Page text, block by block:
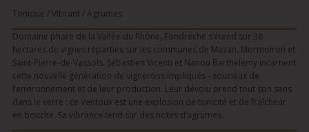
Tonique / Vibrant / Agrumes
Domaine phare de la Vallée du Rhône, Fondrèche s’étend sur 38
hectares de vignes réparties sur les communes de Mazan, Mormoiron et
Saint-Pierre-de-Vassols. Sébastien Vicenti et Nanou Barthélémy incarnent
cette nouvelle génération de vignerons impliqués - soucieux de
l’environnement et de leur production. Leur dévolu prend tout son sens
dans le verre : ce Ventoux est une explosion de tonicité et de fraîcheur
en bouche. Sa vibrance tend sur des notes d’agrumes.